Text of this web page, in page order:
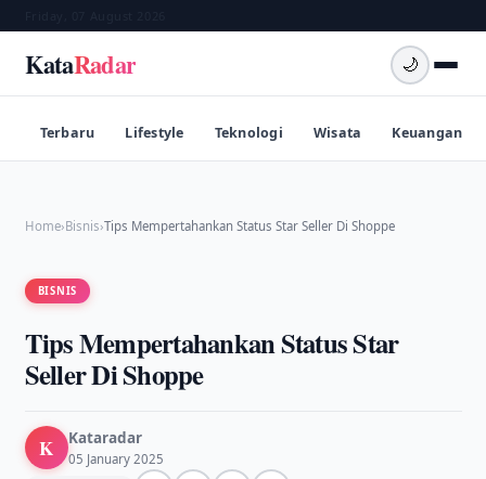
KataRadar 🌙
Terbaru Lifestyle Teknologi Wisata Keuangan
Home›Bisnis›Tips Mempertahankan Status Star Seller Di Shoppe
BISNIS
Tips Mempertahankan Status Star
Seller Di Shoppe
K Kataradar
05 January 2025